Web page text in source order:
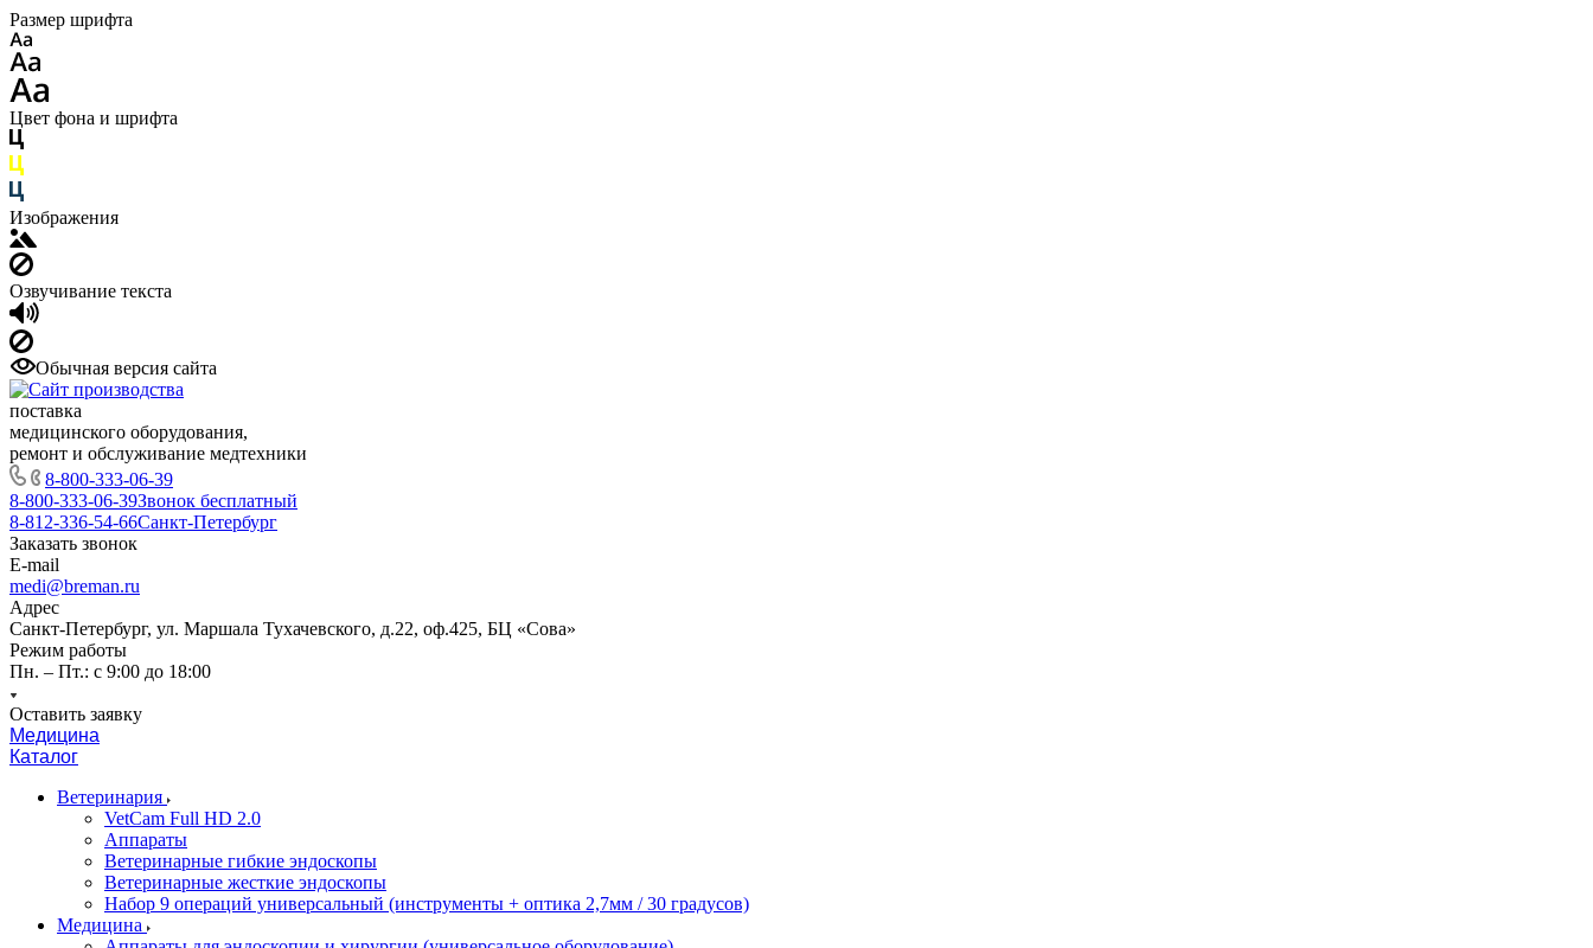
Размер шрифта
Цвет фона и шрифта
Изображения
Озвучивание текста
Обычная версия сайта
поставка
медицинского оборудования,
ремонт и обслуживание медтехники
8-800-333-06-39
8-800-333-06-39Звонок бесплатный
8-812-336-54-66Санкт-Петербург
Заказать звонок
E-mail
medi@breman.ru
Адрес
Санкт-Петербург, ул. Маршала Тухачевского, д.22, оф.425, БЦ «Сова»
Режим работы
Пн. – Пт.: с 9:00 до 18:00
Оставить заявку
Медицина
Каталог
Ветеринария
VetCam Full HD 2.0
Аппараты
Ветеринарные гибкие эндоскопы
Ветеринарные жесткие эндоскопы
Набор 9 операций универсальный (инструменты + оптика 2,7мм / 30 градусов)
Медицина